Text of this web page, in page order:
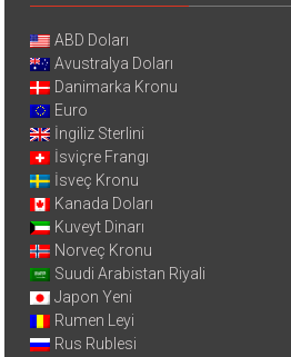
ABD Doları
Avustralya Doları
Danimarka Kronu
Euro
İngiliz Sterlini
İsviçre Frangı
İsveç Kronu
Kanada Doları
Kuveyt Dinarı
Norveç Kronu
Suudi Arabistan Riyali
Japon Yeni
Rumen Leyi
Rus Rublesi